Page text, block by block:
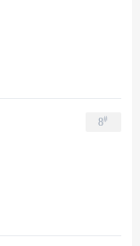
8#